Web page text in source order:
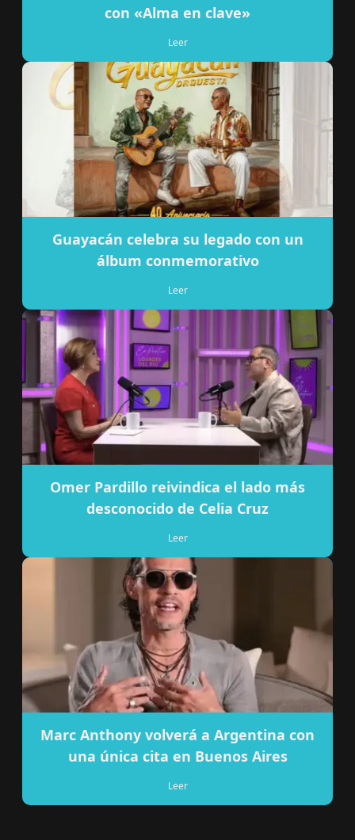
con «Alma en clave»
Leer
Guayacán celebra su legado con un
álbum conmemorativo
Leer
Omer Pardillo reivindica el lado más
desconocido de Celia Cruz
Leer
Marc Anthony volverá a Argentina con
una única cita en Buenos Aires
Leer